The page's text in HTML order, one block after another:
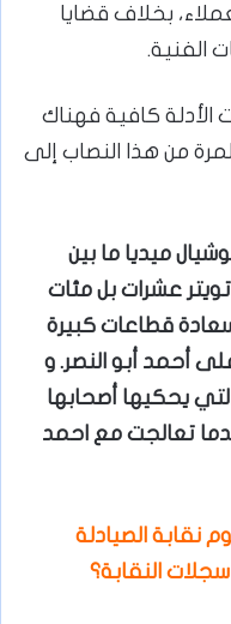
بخلاف قضايا
الفنية.
الأدلة كافية فهناك
من هذا النصاب إلى
ميديا ما بين
عشرات بل مئات
سعادة قطاعات كبيرة
أحمد أبو النصر. و
التي يحكيها أصحابها
تعالجت مع احمد
نقابة الصيادلة
النقابة؟